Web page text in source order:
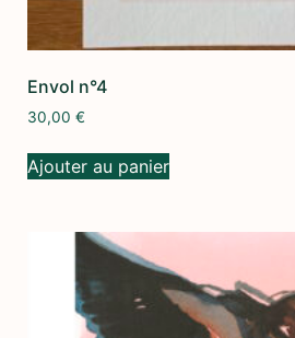
Envol n°4
30,00 €
Ajouter au panier